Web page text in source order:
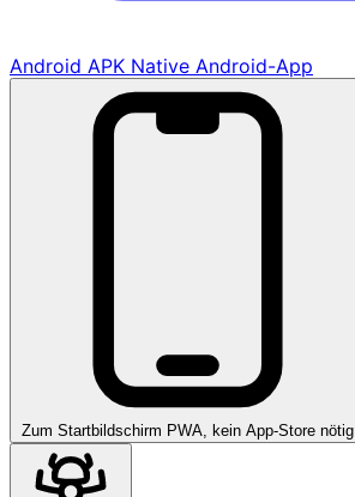
Android APK Native Android-App
Zum Startbildschirm PWA, kein App-Store nötig